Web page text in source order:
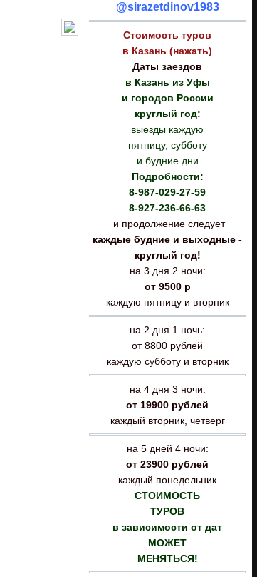
@sirazetdinov1983
Стоимость туров
в Казань (нажать)
Даты заездов
в Казань из Уфы
и городов России
круглый год:
выезды каждую
пятницу, субботу
и будние дни
Подробности:
8-987-029-27-59
8-927-236-66-63
и продолжение следует
каждые будние и выходные -
круглый год!
на 3 дня 2 ночи:
от 9500 р
каждую пятницу и вторник
на 2 дня 1 ночь:
от 8800 рублей
каждую субботу и вторник
на 4 дня 3 ночи:
от 19900 рублей
каждый вторник, четверг
на 5 дней 4 ночи:
от 23900 рублей
каждый понедельник
СТОИМОСТЬ
ТУРОВ
в зависимости от дат
МОЖЕТ
МЕНЯТЬСЯ!